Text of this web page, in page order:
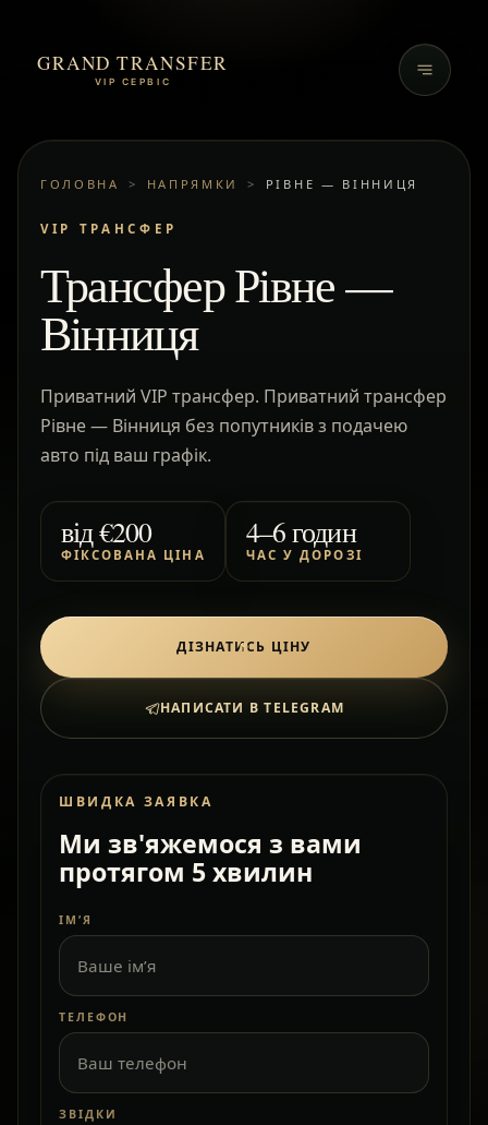
GRAND TRANSFER
VIP СЕРВІС
ГОЛОВНА > НАПРЯМКИ > РІВНЕ — ВІННИЦЯ
VIP ТРАНСФЕР
Трансфер Рівне —
Вінниця
Приватний VIP трансфер. Приватний трансфер
Рівне — Вінниця без попутників з подачею
авто під ваш графік.
від€200
ФІКСОВАНА ЦІНА
4–6 годин
ЧАС У ДОРОЗІ
ДІЗНАТИСЬ ЦІНУ
НАПИСАТИ В TELEGRAM
ШВИДКА ЗАЯВКА
Ми зв'яжемося з вами
протягом 5 хвилин
ІМ’Я
ТЕЛЕФОН
ЗВІДКИ